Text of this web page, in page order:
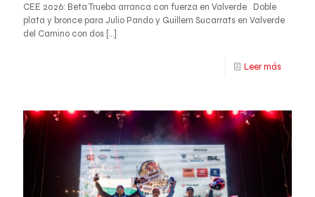
CEE 2026: Beta Trueba arranca con fuerza en Valverde Doble
plata y bronce para Julio Pando y Guillem Sucarrats en Valverde
del Camino con dos […]
Leer más